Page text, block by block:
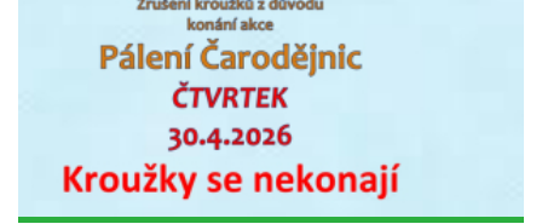
za 30,- Kč. Předprodej bude zahájen od 11.5.2026 v recepci
DDM. Kartičky se tentokrát nedají zamluvit.
Stánky s dobrotami budou čekat jen na Vás.
Na všechny se moc těší Tým Paraplíčko